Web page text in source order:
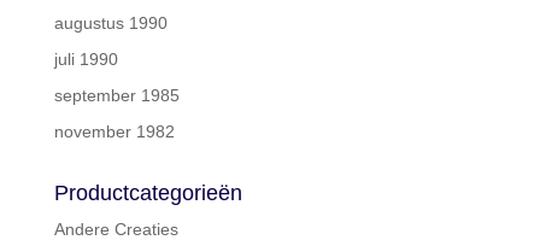
augustus 1990
juli 1990
september 1985
november 1982
Productcategorieën
Andere Creaties